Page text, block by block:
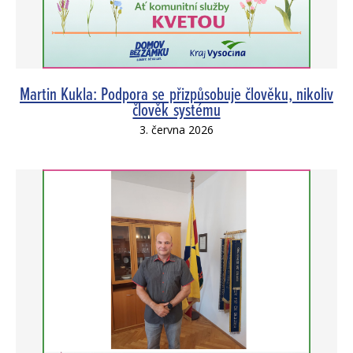
Martin Kukla: Podpora se přizpůsobuje člověku, nikoliv
člověk systému
3. června 2026